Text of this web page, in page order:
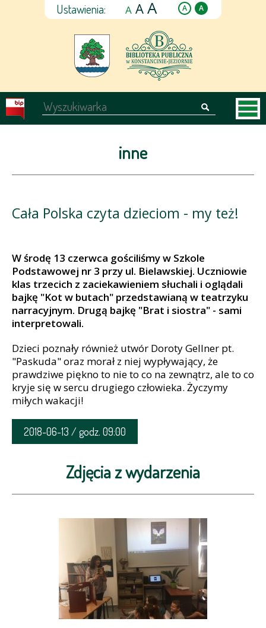
Ustawienia: A A A A A
inne
Cała Polska czyta dzieciom - my też!
W środę 13 czerwca gościliśmy w Szkole
Podstawowej nr 3 przy ul. Bielawskiej. Uczniowie
klas trzecich z zaciekawieniem słuchali i oglądali
bajkę "Kot w butach" przedstawianą w teatrzyku
narracyjnym. Drugą bajkę "Brat i siostra" - sami
interpretowali.
Dzieci poznały również utwór Doroty Gellner pt.
"Paskuda" oraz morał z niej wypływający, że
prawdziwe piękno to nie to co na zewnątrz, ale to co
kryje się w sercu drugiego człowieka. Życzymy
miłych wakacji!
2018-06-13 / godz. 09:00
Zdjęcia z wydarzenia